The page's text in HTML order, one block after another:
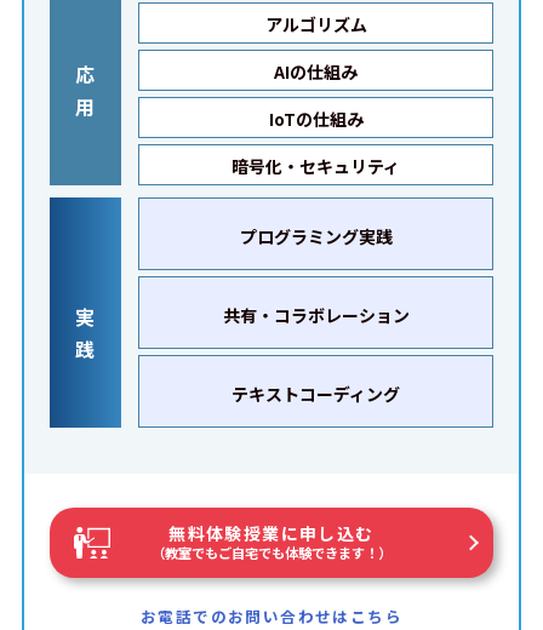
応
用
アルゴリズム
AIの仕組み
IoTの仕組み
暗号化・セキュリティ
実
践
プログラミング実践
共有・コラボレーション
テキストコーディング
無料体験授業に申し込む
（教室でもご自宅でも体験できます！）
お電話でのお問い合わせはこちら